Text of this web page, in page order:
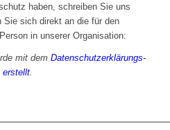
haben, schreiben Sie uns
Sie sich direkt an die für den
in unserer Organisation:
mit dem Datenschutzerklärungs-
erstellt.